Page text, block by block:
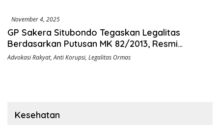
November 4, 2025
GP Sakera Situbondo Tegaskan Legalitas
Berdasarkan Putusan MK 82/2013, Resmi
Diterima Kesbangpol
Advokasi Rakyat,Anti Korupsi, Legalitas Ormas
Kesehatan